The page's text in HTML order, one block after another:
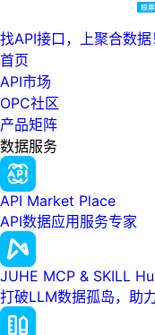
找API接口，上聚合数据
首页
API市场
OPC社区
产品矩阵
数据服务
API Market Place
API数据应用服务专家
JUHE MCP & SKILL
打破LLM数据孤岛，助